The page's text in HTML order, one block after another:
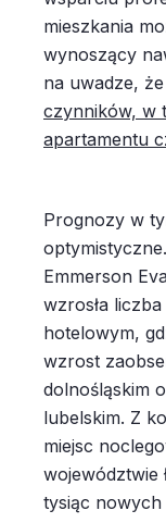
mieszkania
wynoszący
na uwadze, że
czynników, w
apartamentu
Prognozy w
Emmerson
wzrosła
hotelowym,
wzrost
dolnośląskim
lubelskim. Z
miejsc
województwie
tysiąc nowych